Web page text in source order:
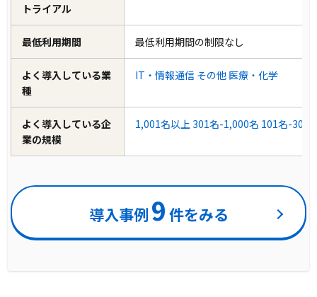
トライアル
最低利用期間 最低利用期間の制限なし
よく導入している業
種
IT・情報通信 その他 医療・化学
よく導入している企
業の規模
1,001名以上 301名-1,000名 101名-300
導入事例 9 件をみる